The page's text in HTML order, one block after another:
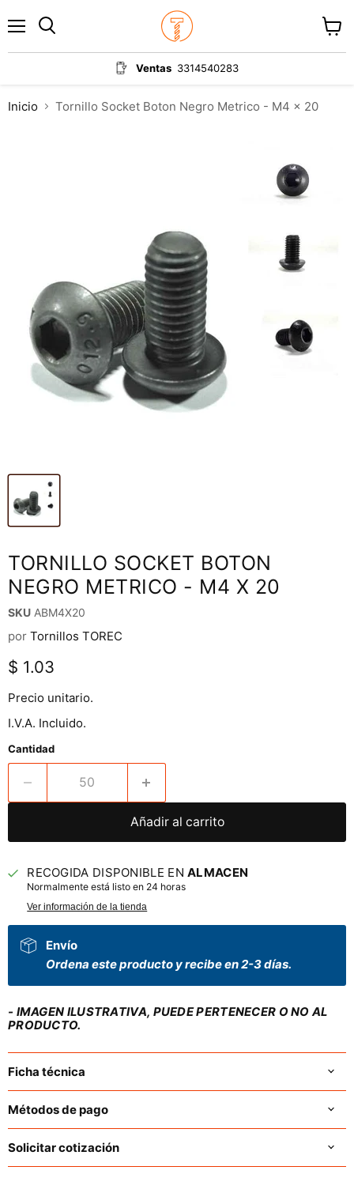
Ventas 3314540283
carrito
Inicio Tornillo Socket Boton Negro Metrico - M4 x 20
TORNILLO SOCKET BOTON
NEGRO METRICO - M4 X 20
SKU ABM4X20
por Tornillos TOREC
Precio actual
$ 1.03
Precio unitario.
I.V.A. Incluido.
Cantidad
Añadir al carrito
RECOGIDA DISPONIBLE ENALMACEN
Normalmente está listo en 24 horas
Ver información de la tienda
Envío
Ordena este producto y recibe en 2-3 días.
- IMAGEN ILUSTRATIVA, PUEDE PERTENECER O NO AL
PRODUCTO.
Ficha técnica
Métodos de pago
Solicitar cotización